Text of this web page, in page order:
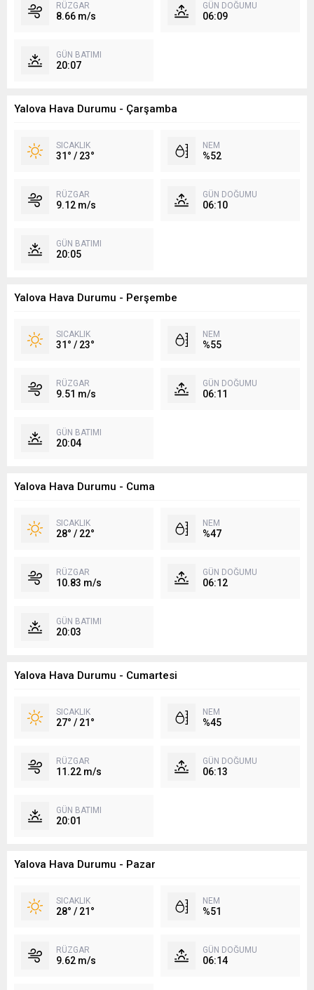
RÜZGAR
8.66 m/s
GÜN DOĞUMU
06:09
GÜN BATIMI
20:07
Yalova Hava Durumu - Çarşamba
SICAKLIK
31° / 23°
NEM
%52
RÜZGAR
9.12 m/s
GÜN DOĞUMU
06:10
GÜN BATIMI
20:05
Yalova Hava Durumu - Perşembe
SICAKLIK
31° / 23°
NEM
%55
RÜZGAR
9.51 m/s
GÜN DOĞUMU
06:11
GÜN BATIMI
20:04
Yalova Hava Durumu - Cuma
SICAKLIK
28° / 22°
NEM
%47
RÜZGAR
10.83 m/s
GÜN DOĞUMU
06:12
GÜN BATIMI
20:03
Yalova Hava Durumu - Cumartesi
SICAKLIK
27° / 21°
NEM
%45
RÜZGAR
11.22 m/s
GÜN DOĞUMU
06:13
GÜN BATIMI
20:01
Yalova Hava Durumu - Pazar
SICAKLIK
28° / 21°
NEM
%51
RÜZGAR
9.62 m/s
GÜN DOĞUMU
06:14